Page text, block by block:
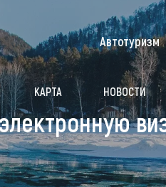
форум
заняться
событий
КАРТА НОВОСТИ
Автотуризм